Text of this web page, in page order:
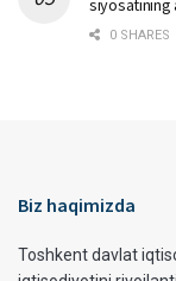
siyosatining
0 SHARES
Biz haqimizda
Toshkent davlat